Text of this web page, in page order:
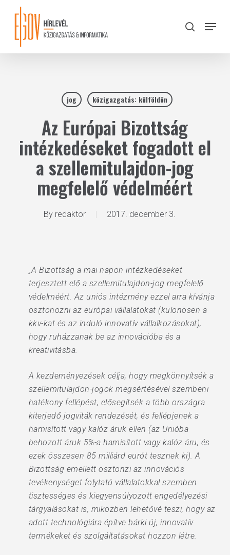
content
search
Menu
jog közigazgatás: külföldön
Az Európai Bizottság
intézkedéseket fogadott el
a szellemitulajdon-jog
megfelelő védelméért
By redaktor 2017. december 3.
„A Bizottság a mai napon intézkedéseket
terjesztett elő a szellemitulajdon-jog megfelelő
védelméért. Az uniós intézmény ezzel arra kívánja
ösztönözni az európai vállalatokat (különösen a
kkv-kat és az induló innovatív vállalkozásokat),
hogy ruházzanak be az innovációba és a
kreativitásba.
A kezdeményezések célja, hogy megkönnyítsék a
szellemitulajdon-jogok megsértésével szembeni
hatékony fellépést, elősegítsék a több országra
kiterjedő jogviták rendezését, és fellépjenek a
hamisított vagy kalóz áruk ellen (az Unióba
behozott áruk 5%-a hamisított vagy kalóz áru, és
ezek összesen 85 milliárd eurót tesznek ki). A
Bizottság emellett ösztönzi az innovációs
tevékenységet folytató vállalatokkal szemben
tisztességes és kiegyensúlyozott engedélyezési
tárgyalásokat is, miközben lehetővé teszi, hogy az
adott technológiára építve bárki új, innovatív
termékeket és szolgáltatásokat hozzon létre.
Close